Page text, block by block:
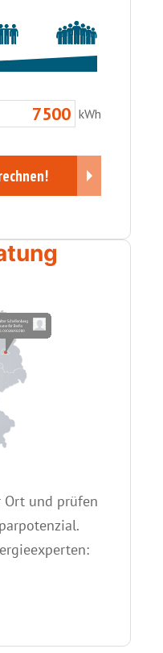
Ort und prüfen